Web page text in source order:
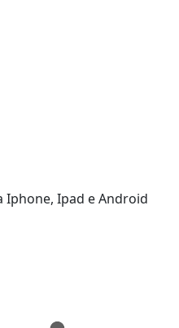
Ipad e Android